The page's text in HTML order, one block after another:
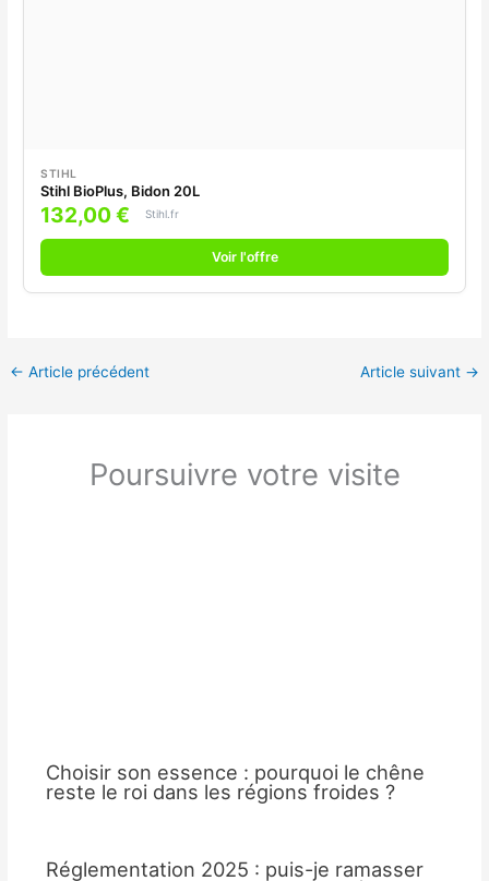
STIHL
Stihl BioPlus, Bidon 20L
132,00 € Stihl.fr
Voir l'offre
← Article précédent Article suivant →
Poursuivre votre visite
Choisir son essence : pourquoi le chêne
reste le roi dans les régions froides ?
Réglementation 2025 : puis-je ramasser